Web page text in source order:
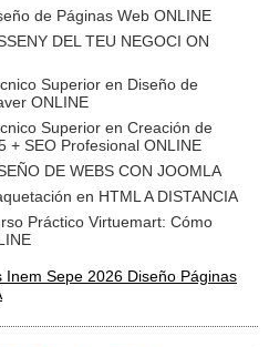
de Páginas Web ONLINE
DEL TEU NEGOCI ON
Superior en Diseño de
ONLINE
Superior en Creación de
+ SEO Profesional ONLINE
DE WEBS CON JOOMLA
en HTML A DISTANCIA
Práctico Virtuemart: Cómo
Inem Sepe 2026 Diseño Páginas